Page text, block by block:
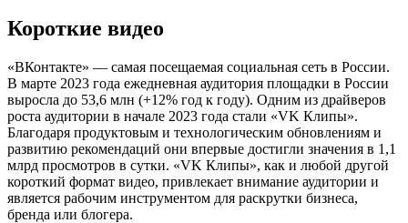
Короткие видео
«ВКонтакте» — самая посещаемая социальная сеть в России.
В марте 2023 года ежедневная аудитория площадки в России
выросла до 53,6 млн (+12% год к году). Одним из драйверов
роста аудитории в начале 2023 года стали «VK Клипы».
Благодаря продуктовым и технологическим обновлениям и
развитию рекомендаций они впервые достигли значения в 1,1
млрд просмотров в сутки. «VK Клипы», как и любой другой
короткий формат видео, привлекает внимание аудитории и
является рабочим инструментом для раскрутки бизнеса,
бренда или блогера.